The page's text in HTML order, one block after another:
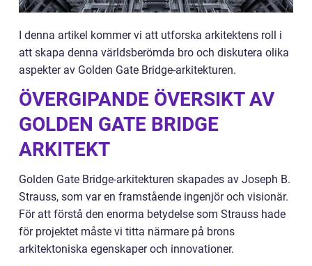
I denna artikel kommer vi att utforska arkitektens roll i
att skapa denna världsberömda bro och diskutera olika
aspekter av Golden Gate Bridge-arkitekturen.
ÖVERGIPANDE ÖVERSIKT AV
GOLDEN GATE BRIDGE
ARKITEKT
Golden Gate Bridge-arkitekturen skapades av Joseph B.
Strauss, som var en framstående ingenjör och visionär.
För att förstå den enorma betydelse som Strauss hade
för projektet måste vi titta närmare på brons
arkitektoniska egenskaper och innovationer.